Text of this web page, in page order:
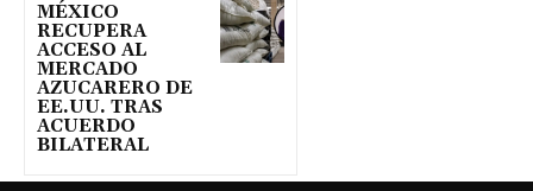
MÉXICO
RECUPERA
ACCESO AL
MERCADO
AZUCARERO DE
EE.UU. TRAS
ACUERDO
BILATERAL